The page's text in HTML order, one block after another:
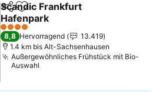
TeilenZu Favoriten hinzufügen
Scandic Frankfurt
Hafenpark
Preise sehen
4 Sterne
8,8 Hervorragend
13.419
1.4 km bis Alt-Sachsenhausen
Außergewöhnliches Frühstück mit Bio-
Auswahl